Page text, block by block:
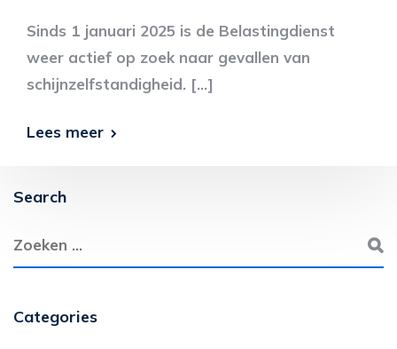
Sinds 1 januari 2025 is de Belastingdienst
weer actief op zoek naar gevallen van
schijnzelfstandigheid. […]
Lees meer
Search
Categories